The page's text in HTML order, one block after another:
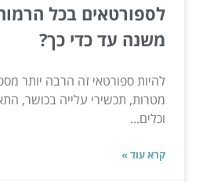
לספורטאים בכל
משנה עד כדי כך?
להיות ספורטאי זה הרבה יותר
מטרות, תכשירי עלייה בכושר,
וכלים...
קרא עוד »